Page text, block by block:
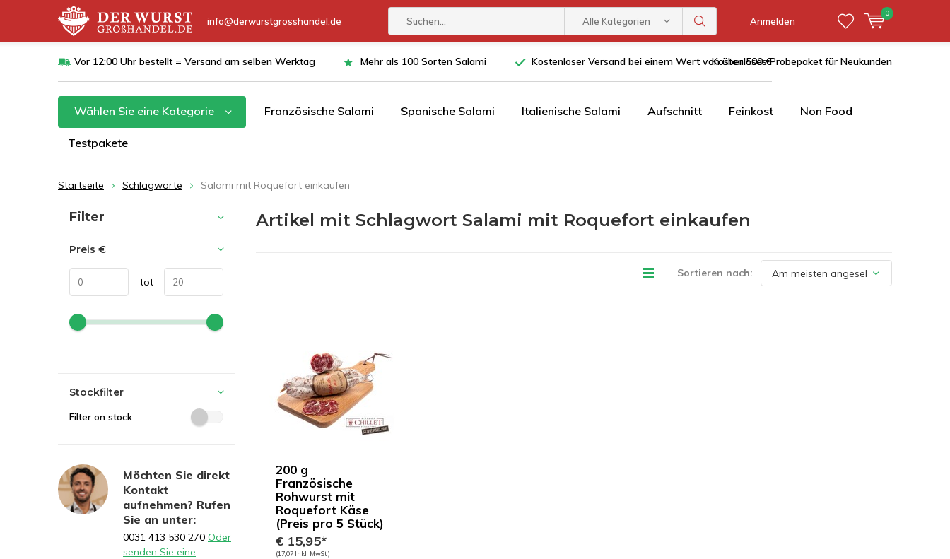
info@derwurstgrosshandel.de Alle Kategorien Anmelden
0
Vor 12:00 Uhr bestellt = Versand am selben Werktag Mehr als 100 Sorten Salami Kostenloser Versand bei einem Wert von über 500 €Kostenloses Probepaket für Neukunden
Wählen Sie eine Kategorie Französische Salami Spanische Salami Italienische Salami Aufschnitt Feinkost Non Food
Testpakete
Startseite Schlagworte Salami mit Roquefort einkaufen
Artikel mit Schlagwort Salami mit Roquefort einkaufen
Sortieren nach:
200 g
Französische
Rohwurst mit
Roquefort Käse
(Preis pro 5 Stück)
€ 15,95*
(17,07 Inkl. MwSt.)
Sortieren nach:
Filter
Preis €
tot
Stockfilter
Filter on stock
Möchten Sie direkt
Kontakt
aufnehmen? Rufen
Sie an unter:
0031 413 530 270 Oder
senden Sie eine